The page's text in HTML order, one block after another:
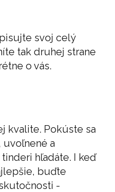
svoj celý
tak druhej strane
o vás.
kvalite. Pokúste sa
a
hľadáte. I keď
buďte
-